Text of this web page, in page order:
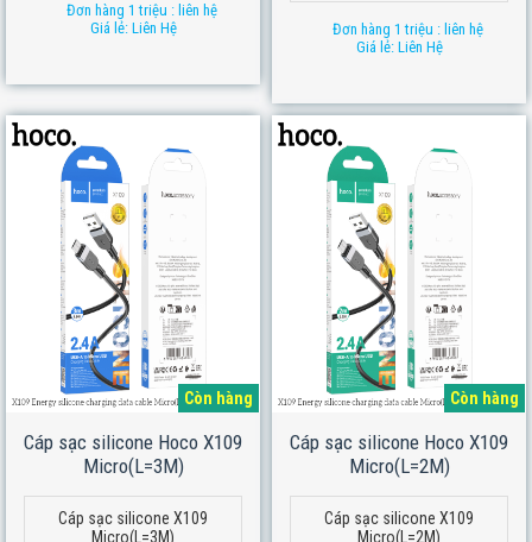
Đơn hàng 1 triệu : liên hệ
Giá lẻ: Liên Hệ
Đơn hàng 1 triệu : liên hệ
Giá lẻ: Liên Hệ
Còn hàng
Cáp sạc silicone Hoco X109
Micro(L=3M)
Cáp sạc silicone X109
Micro(L=3M)
Còn hàng
Cáp sạc silicone Hoco X109
Micro(L=2M)
Cáp sạc silicone X109
Micro(L=2M)